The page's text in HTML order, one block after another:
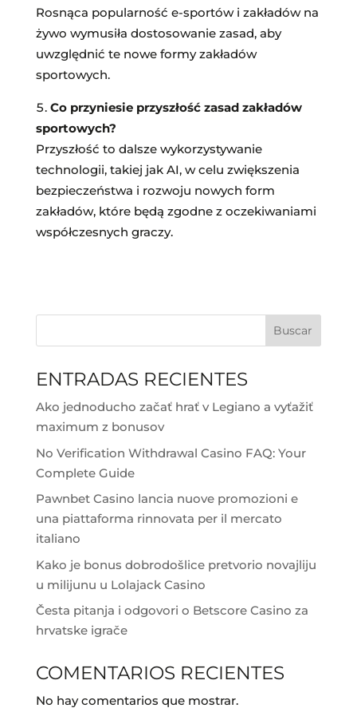
Rosnąca popularność e-sportów i zakładów na
żywo wymusiła dostosowanie zasad, aby
uwzględnić te nowe formy zakładów
sportowych.
Co przyniesie przyszłość zasad zakładów
sportowych?
Przyszłość to dalsze wykorzystywanie
technologii, takiej jak AI, w celu zwiększenia
bezpieczeństwa i rozwoju nowych form
zakładów, które będą zgodne z oczekiwaniami
współczesnych graczy.
Buscar
ENTRADAS RECIENTES
Ako jednoducho začať hrať v Legiano a vyťažiť
maximum z bonusov
No Verification Withdrawal Casino FAQ: Your
Complete Guide
Pawnbet Casino lancia nuove promozioni e
una piattaforma rinnovata per il mercato
italiano
Kako je bonus dobrodošlice pretvorio novajliju
u milijunu u Lolajack Casino
Česta pitanja i odgovori o Betscore Casino za
hrvatske igrače
COMENTARIOS RECIENTES
No hay comentarios que mostrar.